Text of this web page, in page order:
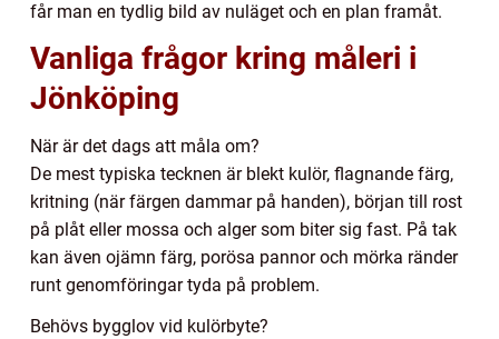
får man en tydlig bild av nuläget och en plan framåt.
Vanliga frågor kring måleri i
Jönköping
När är det dags att måla om?
De mest typiska tecknen är blekt kulör, flagnande färg,
kritning (när färgen dammar på handen), början till rost
på plåt eller mossa och alger som biter sig fast. På tak
kan även ojämn färg, porösa pannor och mörka ränder
runt genomföringar tyda på problem.
Behövs bygglov vid kulörbyte?